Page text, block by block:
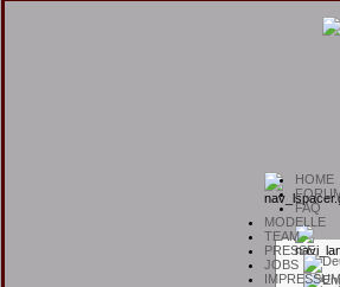
HOME
F
FAQ
MODELLE
TEAM
PRESSE
JOBS
IMPRESSUM